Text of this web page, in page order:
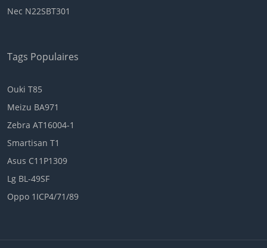
Nec N22SBT301
Tags Populaires
Ouki T85
Meizu BA971
Zebra AT16004-1
Smartisan T1
Asus C11P1309
Lg BL-49SF
Oppo 1ICP4/71/89